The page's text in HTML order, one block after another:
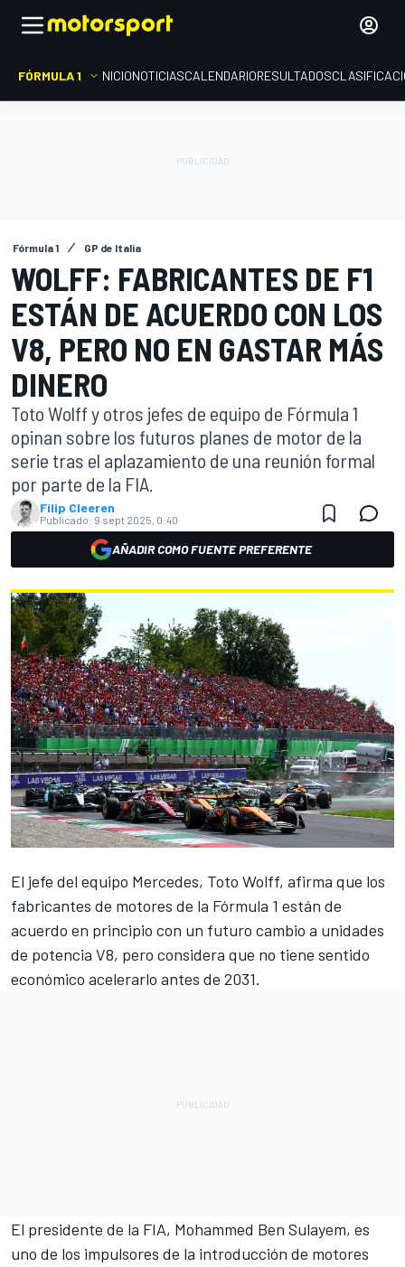
FÓRMULA 1 INICIONOTICIASCALENDARIORESULTADOS
Fórmula 1 GP de Italia
WOLFF: FABRICANTES DE F1
ESTÁN DE ACUERDO CON LOS
V8, PERO NO EN GASTAR MÁS
DINERO
Toto Wolff y otros jefes de equipo de Fórmula 1
opinan sobre los futuros planes de motor de la
serie tras el aplazamiento de una reunión formal
por parte de la FIA.
Filip Cleeren
Publicado: 9 sept 2025, 0:40
AÑADIR COMO FUENTE PREFERENTE
El jefe del equipo Mercedes, Toto Wolff, afirma que los
fabricantes de motores de la Fórmula 1 están de
acuerdo en principio con un futuro cambio a unidades
de potencia V8, pero considera que no tiene sentido
económico acelerarlo antes de 2031.
El presidente de la FIA, Mohammed Ben Sulayem, es
uno de los impulsores de la introducción de motores